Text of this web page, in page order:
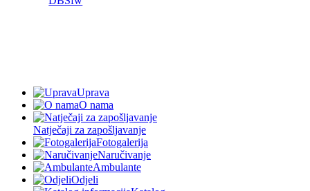
Uprava
O nama
Natječaji za zapošljavanje
Fotogalerija
Naručivanje
Ambulante
Odjeli